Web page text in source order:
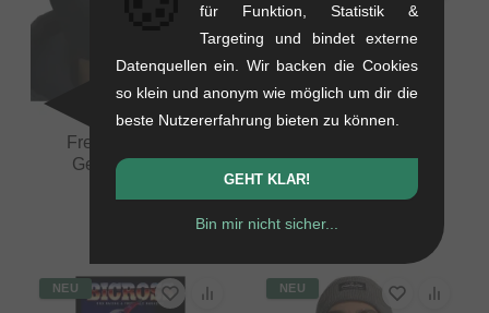
Frenchys "Logo"
Gesichtsmaske
BMX Magazin
NEU NEU
für Funktion, Statistik &
Targeting und bindet externe
Datenquellen ein. Wir backen die Cookies
so klein und anonym wie möglich um dir die
beste Nutzererfahrung bieten zu können.
GEHT KLAR!
Bin mir nicht sicher...